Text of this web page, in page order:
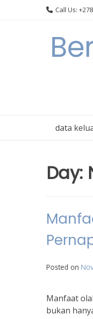
Call Us:
data
Day:
Posted on
Manfaat
bukan